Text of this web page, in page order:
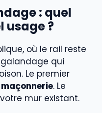
: quel
usage ?
où le rail reste
qui
Le premier
. Le
mur existant.